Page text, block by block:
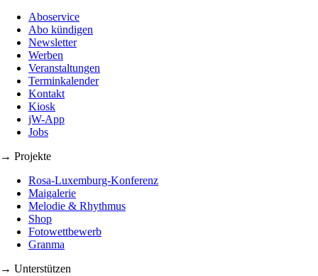
Aboservice
Abo kündigen
Newsletter
Werben
Veranstaltungen
Terminkalender
Kontakt
Kiosk
jW-App
Jobs
→ Projekte
Rosa-Luxemburg-Konferenz
Maigalerie
Melodie & Rhythmus
Shop
Fotowettbewerb
Granma
→ Unterstützen